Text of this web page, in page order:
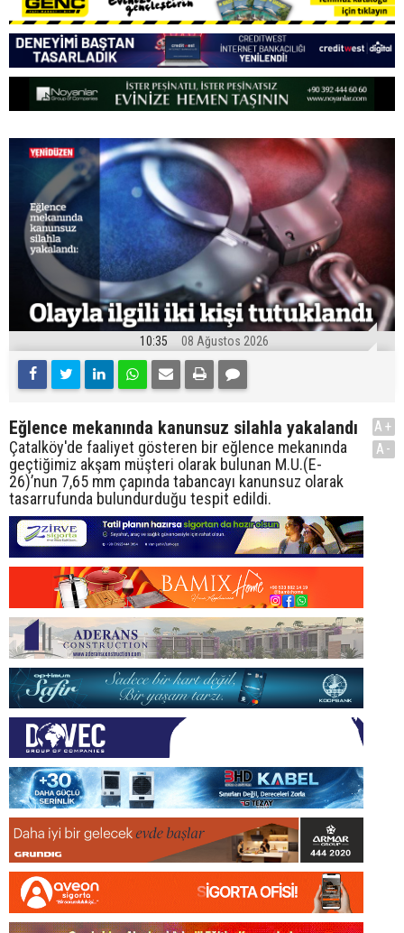
10:35 08 Ağustos 2026
Eğlence mekanında kanunsuz silahla yakalandı
Çatalköy'de faaliyet gösteren bir eğlence mekanında
geçtiğimiz akşam müşteri olarak bulunan M.U.(E-
26)’nun 7,65 mm çapında tabancayı kanunsuz olarak
tasarrufunda bulundurduğu tespit edildi.
A+
A-